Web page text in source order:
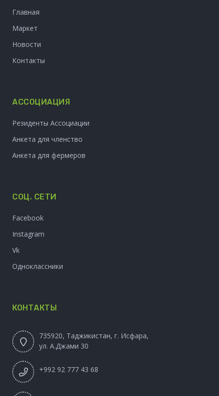
Главная
Маркет
Новости
Контакты
АССОЦИАЦИЯ
Резиденты Ассоциации
Анкета для членство
Анкета для фермеров
СОЦ. СЕТИ
Facebook
Instagram
Vk
Одноклассники
КОНТАКТЫ
735920, Таджикистан, г. Исфара,
ул. А.Джами 30
+992 92 777 43 68